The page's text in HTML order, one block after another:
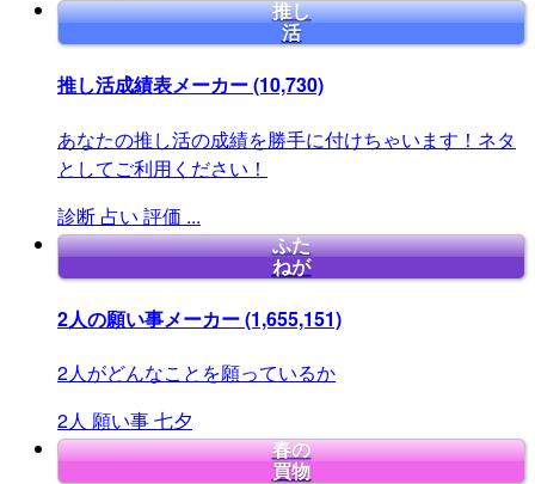
推し
活
推し活成績表メーカー(10,730)
あなたの推し活の成績を勝手に付けちゃいます！ネタ
としてご利用ください！
診断 占い 評価 ...
ふた
ねが
2人の願い事メーカー(1,655,151)
2人がどんなことを願っているか
2人 願い事七夕
春の
買物